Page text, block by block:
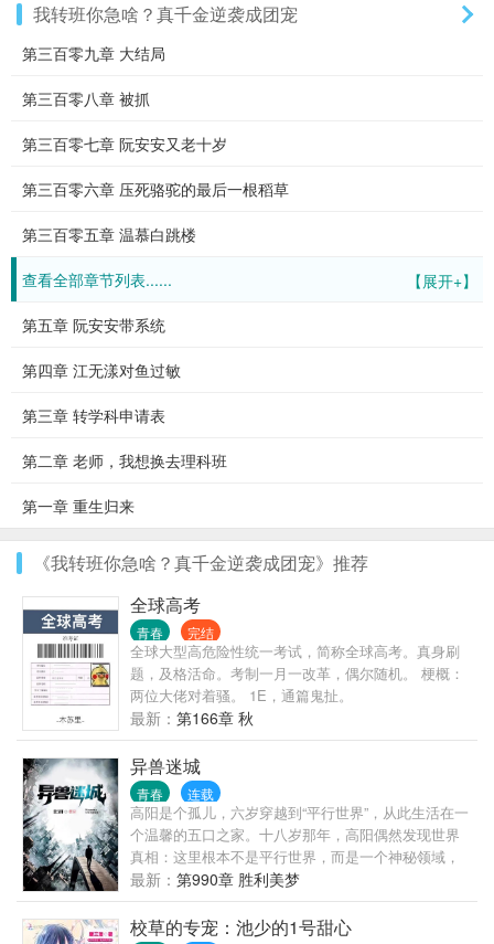
我转班你急啥？真千金逆袭成团宠
第三百零九章 大结局
第三百零八章 被抓
第三百零七章 阮安安又老十岁
第三百零六章 压死骆驼的最后一根稻草
第三百零五章 温慕白跳楼
【展开+】
查看全部章节列表......
第五章 阮安安带系统
第四章 江无漾对鱼过敏
第三章 转学科申请表
第二章 老师，我想换去理科班
第一章 重生归来
《我转班你急啥？真千金逆袭成团宠》推荐
全球高考
青春 完结
全球大型高危险性统一考试，简称全球高考。真身刷
题，及格活命。考制一月一改革，偶尔随机。 梗概：
两位大佬对着骚。 1E，通篇鬼扯。
最新： 第166章 秋
异兽迷城
青春 连载
高阳是个孤儿，六岁穿越到“平行世界”，从此生活在一
个温馨的五口之家。十八岁那年，高阳偶然发现世界
真相：这里根本不是平行世界，而是一个神秘领域，
身边的亲人朋友全是可怕的“兽”！发现真相的高阳差点
被杀，关键时刻获得系统【幸运】——活得越久就越
强！一场羔羊与狼的厮杀游戏由此展开……
最新： 第990章 胜利美梦
校草的专宠：池少的1号甜心